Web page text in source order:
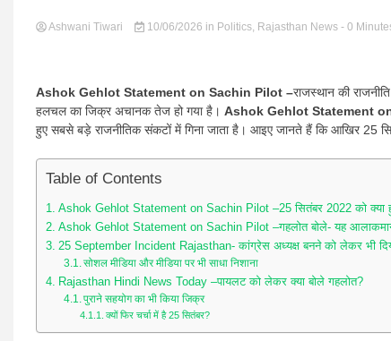
Ashwani Tiwari 10/06/2026 in Politics, Rajasthan News - 0
Ashok Gehlot Statement on Sachin Pilot –राजस्थान की
हलचल का जिक्र अचानक तेज हो गया है। Ashok Gehlot Statement
हुए सबसे बड़े राजनीतिक संकटों में गिना जाता है। आइए जानते हैं कि आखिर 25
Table of Contents
Ashok Gehlot Statement on Sachin Pilot –25 सितंबर 2022 को क्या
Ashok Gehlot Statement on Sachin Pilot –गहलोत बोले- यह
25 September Incident Rajasthan- कांग्रेस अध्यक्ष बनने को लेकर भी
सोशल मीडिया और मीडिया पर भी साधा निशाना
Rajasthan Hindi News Today –पायलट को लेकर क्या बोले गहलोत?
पुराने सहयोग का भी किया जिक्र
क्यों फिर चर्चा में है 25 सितंबर?